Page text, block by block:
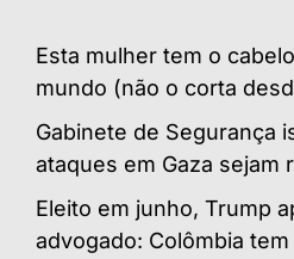
Esta mulher tem o
mundo (não o corta
Gabinete de Segurança
ataques em Gaza sejam
Eleito em junho, Trump
advogado: Colômbia